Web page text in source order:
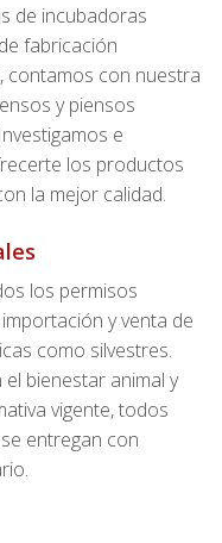
de incubadoras
fabricación
contamos con nuestra
y piensos
e
los productos
la mejor calidad.
los permisos
y venta de
como silvestres.
bienestar animal y
vigente, todos
entregan con